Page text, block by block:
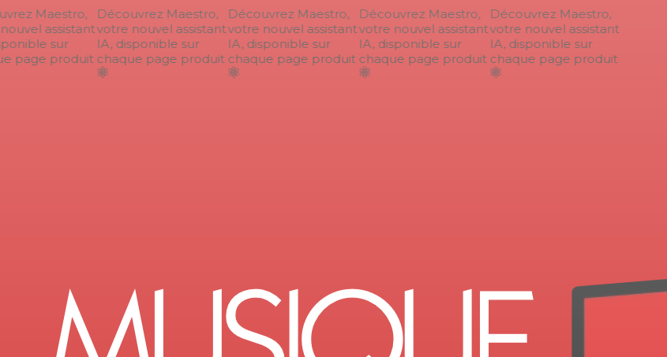
Maestro,
assistant
sur
page produit
Découvrez Maestro,
votre nouvel assistant
IA, disponible sur
chaque page produit
Découvrez Maestro,
votre nouvel assistant
IA, disponible sur
chaque page produit
Découvrez Maestro,
votre nouvel assistant
IA, disponible sur
chaque page produit
Découvrez Maestro,
votre nouvel assistant
IA, disponible sur
chaque page produit